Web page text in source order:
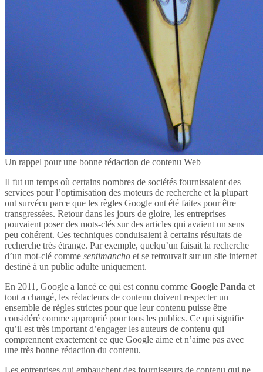
Un rappel pour une bonne rédaction de contenu Web
Il fut un temps où certains nombres de sociétés fournissaient des
services pour l’optimisation des moteurs de recherche et la plupart
ont survécu parce que les règles Google ont été faites pour être
transgressées. Retour dans les jours de gloire, les entreprises
pouvaient poser des mots-clés sur des articles qui avaient un sens
peu cohérent. Ces techniques conduisaient à certains résultats de
recherche très étrange. Par exemple, quelqu’un faisait la recherche
d’un mot-clé comme sentimancho et se retrouvait sur un site internet
destiné à un public adulte uniquement.
En 2011, Google a lancé ce qui est connu comme Google Panda et
tout a changé, les rédacteurs de contenu doivent respecter un
ensemble de règles strictes pour que leur contenu puisse être
considéré comme approprié pour tous les publics. Ce qui signifie
qu’il est très important d’engager les auteurs de contenu qui
comprennent exactement ce que Google aime et n’aime pas avec
une très bonne rédaction du contenu.